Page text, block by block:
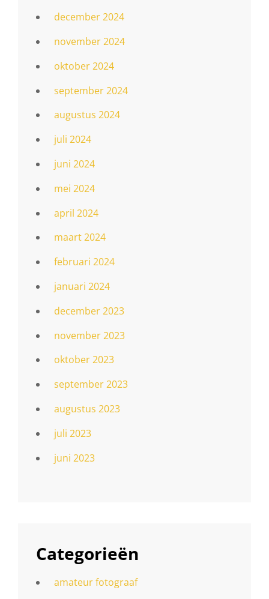
december 2024
november 2024
oktober 2024
september 2024
augustus 2024
juli 2024
juni 2024
mei 2024
april 2024
maart 2024
februari 2024
januari 2024
december 2023
november 2023
oktober 2023
september 2023
augustus 2023
juli 2023
juni 2023
Categorieën
amateur fotograaf